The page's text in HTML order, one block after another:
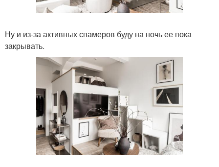
Ну и из-за активных спамеров буду на ночь ее пока
закрывать.